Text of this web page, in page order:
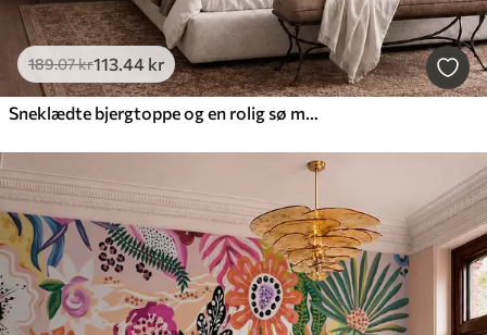
189.07kr113.44 kr
Sneklædte bjergtoppe og en rolig sø med et spejlblankt overflade